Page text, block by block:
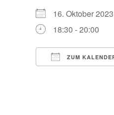
16. Oktober
18:30 - 20:00
ZUM